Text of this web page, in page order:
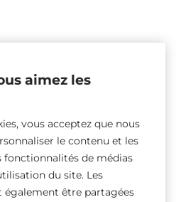
aimez les
vous acceptez que nous
le contenu et les
fonctionnalités de médias
du site. Les
être partagées